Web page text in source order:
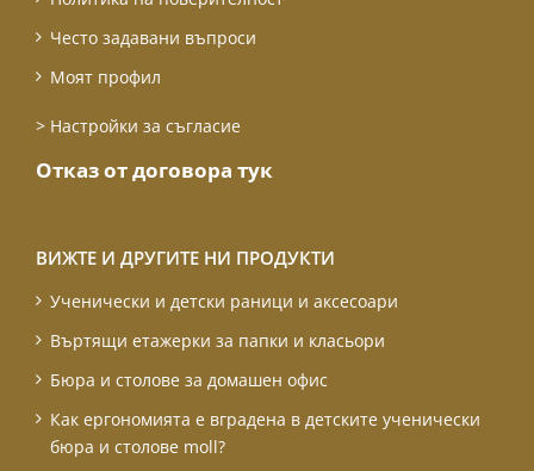
Често задавани въпроси
Моят профил
> Настройки за съгласие
Отказ от договора тук
ВИЖТЕ И ДРУГИТЕ НИ ПРОДУКТИ
Ученически и детски раници и аксесоари
Въртящи етажерки за папки и класьори
Бюра и столове за домашен офис
Как ергономията е вградена в детските ученически
бюра и столове moll?